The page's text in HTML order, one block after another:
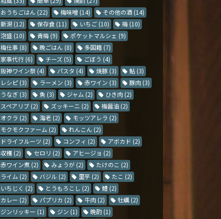
おうちごはん (22) 梅味噌 (14) その他の酒 (14)
新潟 (12) 保存食 (11) いちご (10) 梅 (10)
泡盛 (10) 青梅 (9) ポケットマルシェ (9)
梅仕事 (8) 晩ごはん (8) 多国籍 (7)
家事代行 (6) チーズ (5) ごぼう (4)
阪神ワイン祭 (4) パスタ (4) 焼豚 (3) 鮎 (3)
レシピ (3) ラーメン (3) 赤ワイン (3) 豚肉 (3)
うなぎ (3) 魚 (3) ジャム (2) ひき肉 (2)
スペアリブ (2) ズッキーニ (2) 梅醤油 (2)
オクラ (2) 海老 (2) モッツアレラ (2)
モクモクファーム (2) れんこん (2)
ドライフルーツ (2) コンフィ (2) アボカド (2)
収穫 (2) セロリ (2) アヒージョ (2)
赤ワイン煮 (2) みょうが (2) たけのこ (2)
ライム (2) バジル (2) 里芋 (2) たこ (2)
いちじく (2) とうもろこし (2) 鱧 (2)
カレー (2) パプリカ (2) 牛肉 (2) 牡蠣 (2)
ジンリッキー (1) ジン (1) 晩酌 (1)